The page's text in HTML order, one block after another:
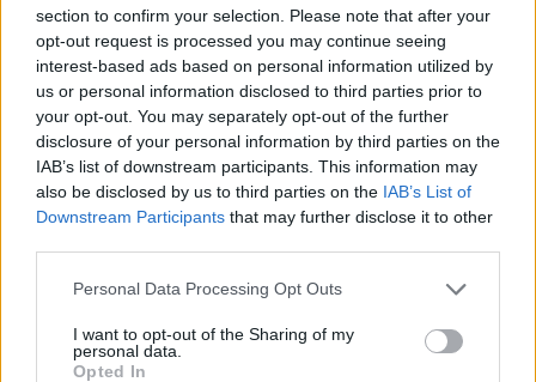
section to confirm your selection. Please note that after your
opt-out request is processed you may continue seeing
interest-based ads based on personal information utilized by
us or personal information disclosed to third parties prior to
your opt-out. You may separately opt-out of the further
disclosure of your personal information by third parties on the
IAB’s list of downstream participants. This information may
also be disclosed by us to third parties on the IAB’s List of
Downstream Participants that may further disclose it to other
Personal Data Processing Opt Outs
I want to opt-out of the Sharing of my
personal data.
Opted In